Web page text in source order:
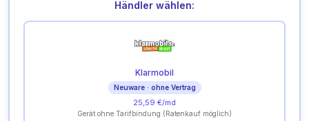
Händler wählen:
Klarmobil
Neuware · ohne Vertrag
25,59 €/md
Gerät ohne Tarifbindung (Ratenkauf möglich)